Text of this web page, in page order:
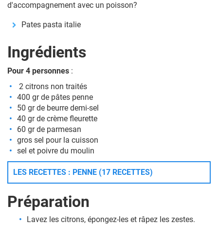
d'accompagnement avec un poisson?
Pates pasta italie
Ingrédients
Pour 4 personnes :
2 citrons non traités
400 gr de pâtes penne
50 gr de beurre demi-sel
40 gr de crème fleurette
60 gr de parmesan
gros sel pour la cuisson
sel et poivre du moulin
LES RECETTES : PENNE (17 RECETTES)
Préparation
Lavez les citrons, épongez-les et râpez les zestes.